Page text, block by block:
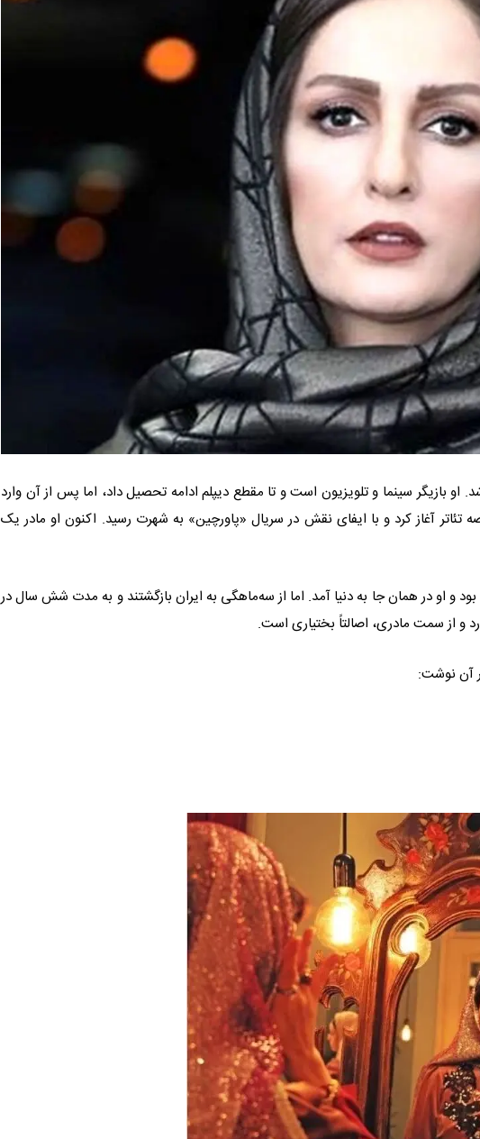
در کشور آلمان متولد شد. او بازیگر سینما و تلویزیون است و تا مقطع دیپلم ادامه تحصیل داد، اما پس از آن وارد
آغاز کرد و با ایفای نقش در سریال «پاورچین» به شهرت رسید. اکنون او مادر یک
و او در همان جا به دنیا آمد. اما از سه‌ماهگی به ایران بازگشتند و به مدت شش سال در
و از سمت مادری، اصالتاً بختیاری است.
آن نوشت: